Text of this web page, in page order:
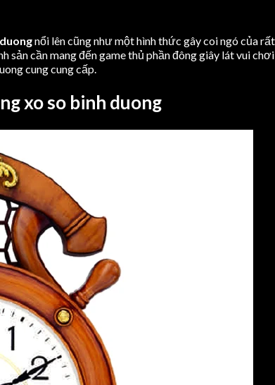
nổi lên cũng như một hình thức gây coi ngó của
sản cần mang đến game thủ phần đông giây lát vui
cung cung cấp.
xo so binh duong